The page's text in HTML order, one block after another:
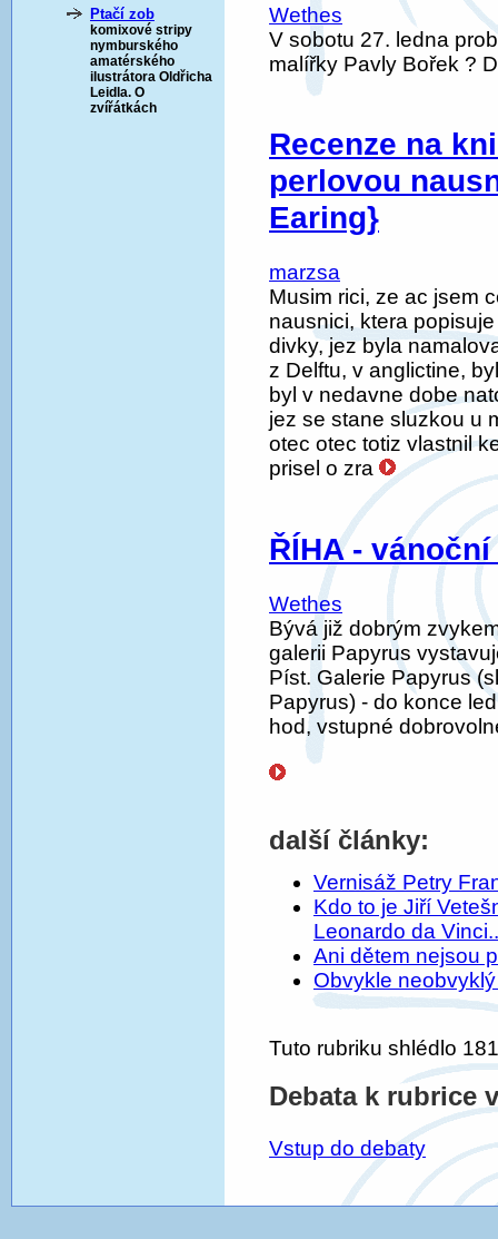
Ptačí zob
komixové stripy
nymburského
amatérského
ilustrátora Oldřicha
Leidla. O
zvířátkách
Wethes
V sobotu 27. ledna
malířky Pavly Bořek ?
Recenze na
perlovou
Earing}
marzsa
Musim rici, ze ac jsem
nausnici, ktera
divky, jez byla
z Delftu, v anglictine,
byl v nedavne dobe
jez se stane sluzkou u
otec otec totiz vlastnil
prisel o zra
ŘÍHA -
Wethes
Bývá již dobrým
galerii Papyrus
Píst. Galerie Papyrus
Papyrus) - do konce
hod, vstupné
další články:
Vernisáž Petry
Kdo to je Jiří
Leonardo da
Ani dětem nejsou
Obvykle
Tuto rubriku shlédlo
Debata k rubrice
Vstup do debaty